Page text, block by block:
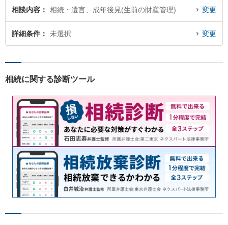
相談内容 相続・遺言、成年後見(生前の財産管理) 変更
詳細条件 未選択 変更
相続に関する診断ツール